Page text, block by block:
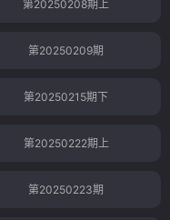
第20250208期上
第20250209期
第20250215期下
第20250222期上
第20250223期